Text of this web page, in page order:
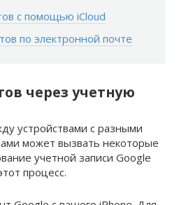
с помощью iCloud
по электронной почте
через учетную
устройствами с разными
может вызвать некоторые
учетной записи Google
процесс.